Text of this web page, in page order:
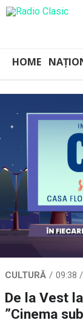
HOME
CULTURĂ 09:38
De la Vest
”Cinema